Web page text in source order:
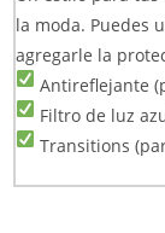
la moda. Puedes
agregarle la
Antireflejante
Filtro de luz
Transitions